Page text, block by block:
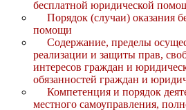
бесплатной юридической
Порядок (случаи) оказания
помощи
Содержание, пределы
реализации и защиты прав,
интересов граждан и
обязанностей граждан и
Компетенция и порядок
местного самоуправления,